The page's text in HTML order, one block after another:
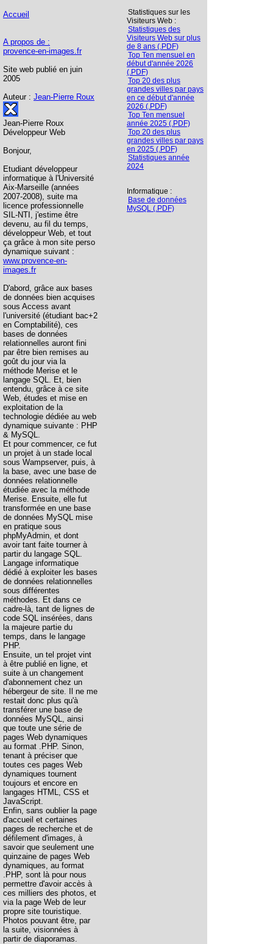
Accueil
A propos de :
provence-en-images.fr
Site web publié en juin
2005
Auteur : Jean-Pierre Roux
Jean-Pierre Roux
Développeur Web
Bonjour,
Etudiant développeur
informatique à l'Université
Aix-Marseille (années
2007-2008), suite ma
licence professionnelle
SIL-NTI, j'estime être
devenu, au fil du temps,
développeur Web, et tout
ça grâce à mon site perso
dynamique suivant :
www.provence-en-
images.fr
D'abord, grâce aux bases
de données bien acquises
sous Access avant
l'université (étudiant bac+2
en Comptabilité), ces
bases de données
relationnelles auront fini
par être bien remises au
goût du jour via la
méthode Merise et le
langage SQL. Et, bien
entendu, grâce à ce site
Web, études et mise en
exploitation de la
technologie dédiée au web
dynamique suivante : PHP
& MySQL.
Et pour commencer, ce fut
un projet à un stade local
sous Wampserver, puis, à
la base, avec une base de
données relationnelle
étudiée avec la méthode
Merise. Ensuite, elle fut
transformée en une base
de données MySQL mise
en pratique sous
phpMyAdmin, et dont
avoir tant faite tourner à
partir du langage SQL.
Langage informatique
dédié à exploiter les bases
de données relationnelles
sous différentes
méthodes. Et dans ce
cadre-là, tant de lignes de
code SQL insérées, dans
la majeure partie du
temps, dans le langage
PHP.
Ensuite, un tel projet vint
à être publié en ligne, et
suite à un changement
d'abonnement chez un
hébergeur de site. Il ne me
restait donc plus qu'à
transférer une base de
données MySQL, ainsi
que toute une série de
pages Web dynamiques
au format .PHP. Sinon,
tenant à préciser que
toutes ces pages Web
dynamiques tournent
toujours et encore en
langages HTML, CSS et
JavaScript.
Enfin, sans oublier la page
d'accueil et certaines
pages de recherche et de
défilement d'images, à
savoir que seulement une
quinzaine de pages Web
dynamiques, au format
.PHP, sont là pour nous
permettre d'avoir accès à
ces milliers des photos, et
via la page Web de leur
propre site touristique.
Photos pouvant être, par
la suite, visionnées à
partir de diaporamas.
Statistiques sur les
Visiteurs Web :
Statistiques des
Visiteurs Web sur plus
de 8 ans (.PDF)
Top Ten mensuel en
début d'année 2026
(.PDF)
Top 20 des plus
grandes villes par pays
en ce début d'année
2026 (.PDF)
Top Ten mensuel
année 2025 (.PDF)
Top 20 des plus
grandes villes par pays
en 2025 (.PDF)
Statistiques année
2024
Informatique :
Base de données
MySQL (.PDF)